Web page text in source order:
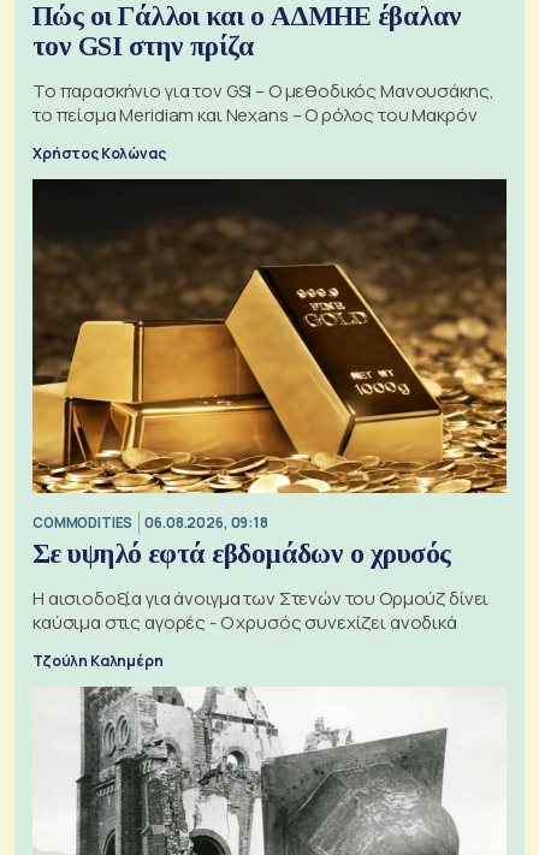
Πώς οι Γάλλοι και ο ΑΔΜΗΕ έβαλαν
τον GSI στην πρίζα
Το παρασκήνιο για τον GSI – Ο μεθοδικός Μανουσάκης,
το πείσμα Meridiam και Nexans – Ο ρόλος του Μακρόν
Χρήστος Κολώνας
COMMODITIES 06.08.2026, 09:18
Σε υψηλό εφτά εβδομάδων ο χρυσός
Η αισιοδοξία για άνοιγμα των Στενών του Ορμούζ δίνει
καύσιμα στις αγορές - Ο χρυσός συνεχίζει ανοδικά
Τζούλη Καλημέρη